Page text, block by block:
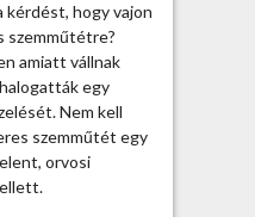
kérdést, hogy vajon
szemműtétre?
amiatt vállnak
egy
Nem kell
szemműtét egy
orvosi